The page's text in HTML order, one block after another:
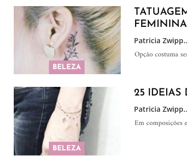
BELEZA
Opção costuma
BELEZA
25 IDEIAS
Em composições